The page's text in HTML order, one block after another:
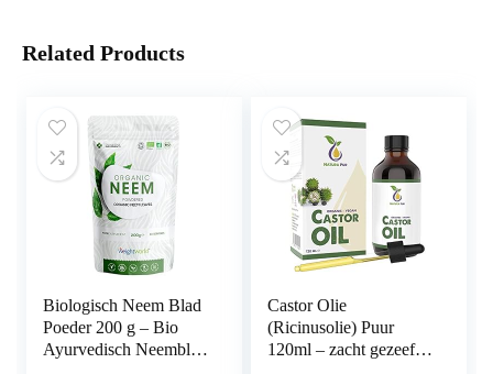
Related Products
Biologisch Neem Blad
Poeder 200 g – Bio
Ayurvedisch Neemblad
Castor Olie
(Ricinusolie) Puur
120ml – zacht gezeefd